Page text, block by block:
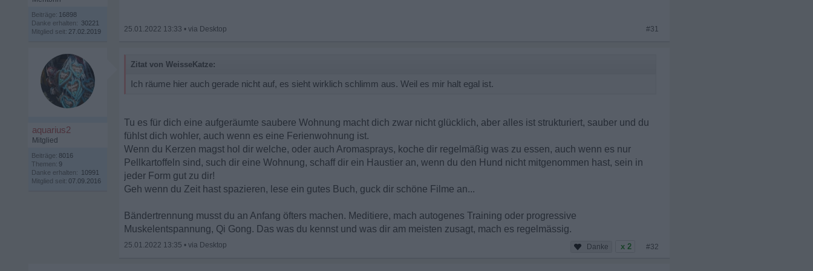
Beiträge: 16898
Danke erhalten: 30221
Mitglied seit: 27.02.2019 25.01.2022 13:33 • #31
aquarius2
Mitglied
Beiträge: 8016
Themen: 9
Danke erhalten: 10991
Mitglied seit: 07.09.2016
Zitat von WeisseKatze:
Ich räume hier auch gerade nicht auf, es sieht wirklich schlimm aus. Weil es mir halt egal ist.
Tu es für dich eine aufgeräumte saubere Wohnung macht dich zwar nicht glücklich, aber alles ist strukturiert, sauber und du
fühlst dich wohler, auch wenn es eine Ferienwohnung ist.
Wenn du Kerzen magst hol dir welche, oder auch Aromasprays, koche dir regelmäßig was zu essen, auch wenn es nur
Pellkartoffeln sind, such dir eine Wohnung, schaff dir ein Haustier an, wenn du den Hund nicht mitgenommen hast, sein in
jeder Form gut zu dir!
Geh wenn du Zeit hast spazieren, lese ein gutes Buch, guck dir schöne Filme an...
Bändertrennung musst du an Anfang öfters machen. Meditiere, mach autogenes Training oder progressive
Muskelentspannung, Qi Gong. Das was du kennst und was dir am meisten zusagt, mach es regelmässig.
25.01.2022 13:35 • x 2 #32